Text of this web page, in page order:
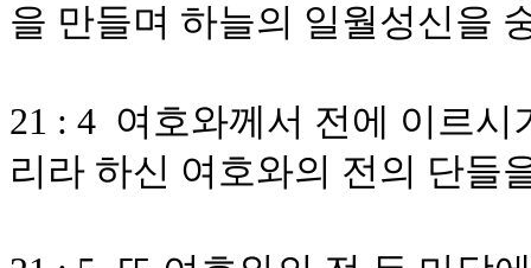
을 만들며 하늘의 일월성신을
21 : 4 여호와께서 전에 이르
리라 하신 여호와의 전의 단들